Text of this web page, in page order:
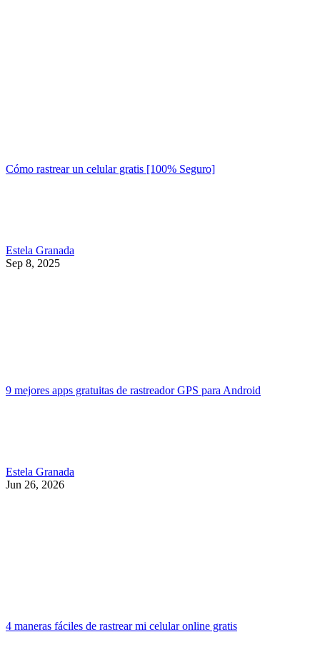
Cómo rastrear un celular gratis [100% Seguro]
Estela Granada
Sep 8, 2025
9 mejores apps gratuitas de rastreador GPS para Android
Estela Granada
Jun 26, 2026
4 maneras fáciles de rastrear mi celular online gratis